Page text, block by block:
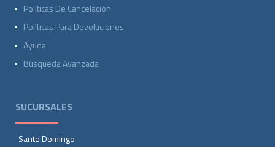
Políticas De Cancelación
Políticas Para Devoluciones
Ayuda
Búsqueda Avanzada
SUCURSALES
Santo Domingo